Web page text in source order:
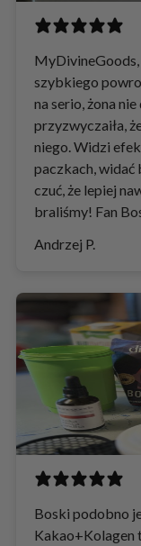
MyDivineGoods,
szybkiego
na serio, żona
przyzwyczaiła,
niego. Widzi
paczkach, widać
czuć, że lepiej
braliśmy!
Andrzej P.
Boski podobno
Kakao+Kolagen